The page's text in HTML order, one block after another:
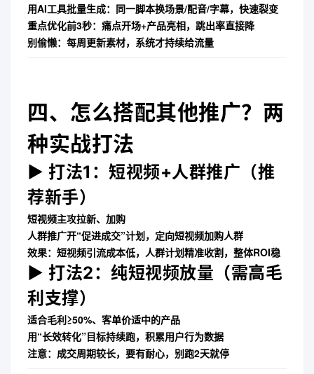
用AI工具批量生成：同一脚本换场景/配音/字幕，快速裂变
重点优化前3秒：痛点开场+产品亮相，跳出率直接降
别偷懒：每周更新素材，系统才持续给流量
四、怎么搭配其他推广？两
种实战打法
▶ 打法1：短视频+人群推广（推
荐新手）
短视频主攻拉新、加购
人群推广开“促进成交”计划，定向短视频加购人群
效果：短视频引流成本低，人群计划精准收割，整体ROI稳
▶ 打法2：纯短视频放量（需高毛
利支撑）
适合毛利≥50%、客单价适中的产品
用“长效转化”目标持续跑，积累用户行为数据
注意：成交周期较长，要有耐心，别跑2天就停